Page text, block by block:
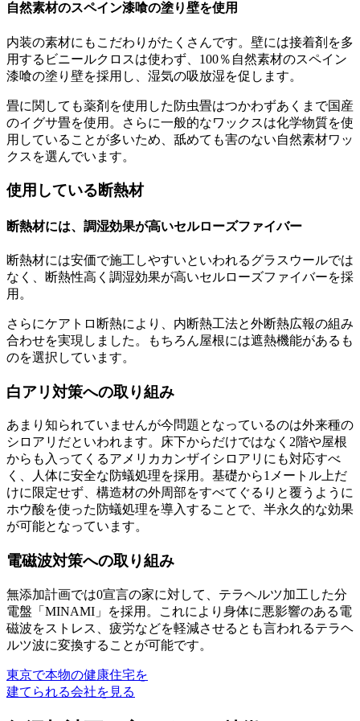
自然素材のスペイン漆喰の塗り壁を使用
内装の素材にもこだわりがたくさんです。壁には接着剤を多
用するビニールクロスは使わず、100％自然素材のスペイン
漆喰の塗り壁を採用し、湿気の吸放湿を促します。
畳に関しても薬剤を使用した防虫畳はつかわずあくまで国産
のイグサ畳を使用。さらに一般的なワックスは化学物質を使
用していることが多いため、舐めても害のない自然素材ワッ
クスを選んでいます。
使用している断熱材
断熱材には、調湿効果が高いセルローズファイバー
断熱材には安価で施工しやすいといわれるグラスウールでは
なく、断熱性高く調湿効果が高いセルローズファイバーを採
用。
さらにケアトロ断熱により、内断熱工法と外断熱広報の組み
合わせを実現しました。もちろん屋根には遮熱機能があるも
のを選択しています。
白アリ対策への取り組み
あまり知られていませんが今問題となっているのは外来種の
シロアリだといわれます。床下からだけではなく2階や屋根
からも入ってくるアメリカカンザイシロアリにも対応すべ
く、人体に安全な防蟻処理を採用。基礎から1メートル上だ
けに限定せず、構造材の外周部をすべてぐるりと覆うように
ホウ酸を使った防蟻処理を導入することで、半永久的な効果
が可能となっています。
電磁波対策への取り組み
無添加計画では0宣言の家に対して、テラヘルツ加工した分
電盤「MINAMI」を採用。これにより身体に悪影響のある電
磁波をストレス、疲労などを軽減させるとも言われるテラヘ
ルツ波に変換することが可能です。
東京で本物の健康住宅を
建てられる会社を見る